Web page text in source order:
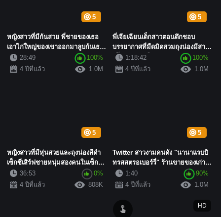
5
หญิงสาวที่มีก้นสวย พี่ชายของเธอ
เอาไก่ใหญ่ของเขาออกมาลูบก้นเธอ
เขาบอกเธอว่ามันเข้าไ...
28:49
100%
4 ปีที่แล้ว
1.0M
5
พี่เจียเฉียนเด็กสาวตอนดึกชอบ
บรรยากาศที่มืดมิดสวมถุงน่องมีสาย
เอี๊ยมจับเอวเล็ก ๆ ของ...
1:18:42
100%
4 ปีที่แล้ว
1.0M
5
หญิงสาวที่มีหุ่นสวยและถุงน่องสีดำ
เซ็กซี่เสิร์ฟชายหนุ่มสองคนในเซ็กส์
หมู่สามคน เธอเซ...
36:53
0%
4 ปีที่แล้ว
808K
5
Twitter สาวงามคนดัง "นานาแรบบิ
ทรสสตรอเบอร์รี่" ร้านขายของเก่า
ตุ๊กตาบิวตี...
1:40
90%
4 ปีที่แล้ว
1.0M
HD